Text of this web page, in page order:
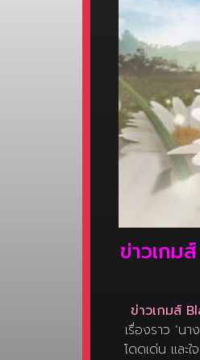
ข่าวเกม
เรื่องราว ‘
โดดเด่น และ